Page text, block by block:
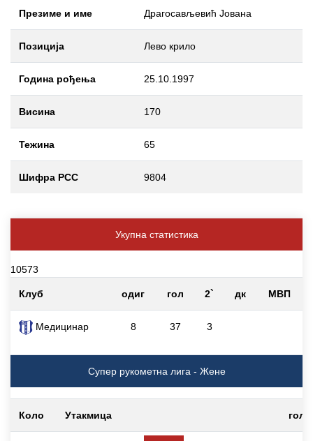
Презиме и име Драгосављевић Јована
Позиција Лево крило
Година рођења 25.10.1997
Висина 170
Тежина 65
Шифра РСС 9804
Укупна статистика
10573
Клуб одиг гол 2` дк МВП
Медицинар 8 37 3
Супер рукометна лига - Жене
Коло Утакмица гол